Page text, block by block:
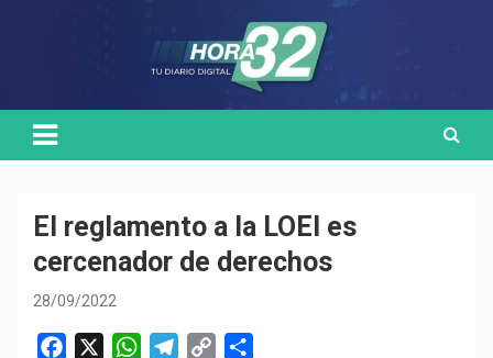
El reglamento a la LOEI es
cercenador de derechos
28/09/2022
W